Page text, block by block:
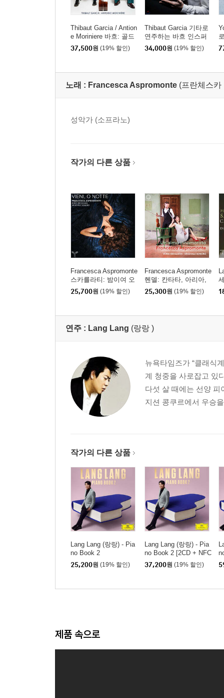
Thibaut Garcia / Antion
e Moriniere 바흐: 골드
베르크 변주곡 (Bach:
Goldberg Variations) [S
37,500원 (19% 할인)
Thibaut Garcia 기타로
연주하는 바흐 인스퍼
레이션 (Bach Inspiratio
ns) [UHQCD]
34,000원 (19% 할인)
노래 : Francesca Aspromonte (프란체스카
성악가 (소프라노)
작가의 다른 상품
Francesca Aspromonte
스카를라티: 밤이여 오
라 (Scarlatti: Vieni, O
Notte)
25,700원 (19% 할인)
Francesca Aspromonte
헨델: 칸타타, 아리아,
소나타 작품집 (Un'alm
a Innamorata)
25,300원 (19% 할인)
연주 : Lang Lang (랑랑 )
뉴욕타임즈가 “클래식
계 청중을 사로잡고 있
다섯 살 때에는 선양 피
지션 콩쿠르에서 우승
작가의 다른 상품
Lang Lang (랑랑) - Pia
no Book 2
25,200원 (19% 할인)
Lang Lang (랑랑) - Pia
no Book 2 [2CD + NFC
Chip]
37,200원 (19% 할인)
제품 속으로